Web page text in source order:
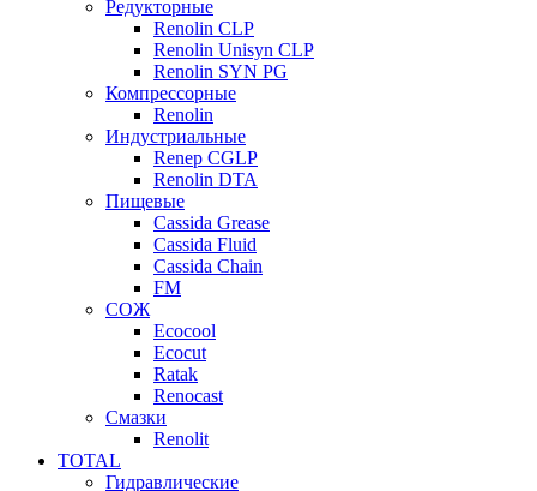
Редукторные
Renolin CLP
Renolin Unisyn CLP
Renolin SYN PG
Компрессорные
Renolin
Индустриальные
Renep CGLP
Renolin DTA
Пищевые
Cassida Grease
Cassida Fluid
Cassida Chain
FM
СОЖ
Ecocool
Ecocut
Ratak
Renocast
Смазки
Renolit
TOTAL
Гидравлические